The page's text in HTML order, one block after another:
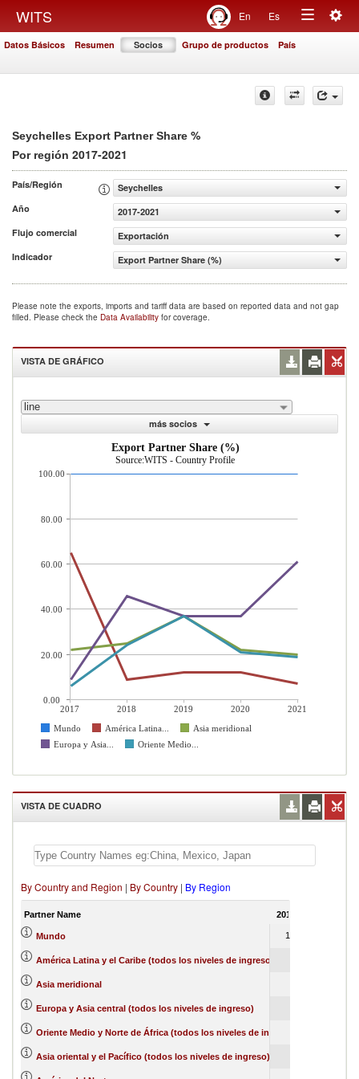
WITS En Es
Toggle
Datos Básicos Resumen Socios Grupo de productos País
Seychelles Export Partner Share %
Por región 2017-2021
País/Región
Seychelles
Año
2017-2021
Flujo comercial
Exportación
Indicador
Export Partner Share (%)
Please note the exports, imports and tariff data are based on reported data and not gap
filled. Please check the Data Availability for coverage.
VISTA DE GRÁFICO
line
más socios
Export Partner Share (%)
Source:WITS - Country Profile
2017 2018 2019 2020
2021
Mundo
América Latina...
Asia meridional
Europa y Asia...
Oriente Medio...
100.00
80.00
60.00
40.00
20.00
0.00
VISTA DE CUADRO
By Country and Region | By Country | By Region
Partner Name 2017
Mundo 100
América Latina y el Caribe (todos los niveles de ingreso)
Asia meridional
Europa y Asia central (todos los niveles de ingreso)
Oriente Medio y Norte de África (todos los niveles de ingreso)
Asia oriental y el Pacífico (todos los niveles de ingreso)